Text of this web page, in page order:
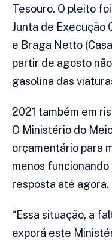
Tesouro. O pleito
Junta de Execução
e Braga Netto
partir de agosto
gasolina das
2021 também em
O Ministério do
orçamentário para
menos funcionando
resposta até agora.
“Essa situação, a
exporá este